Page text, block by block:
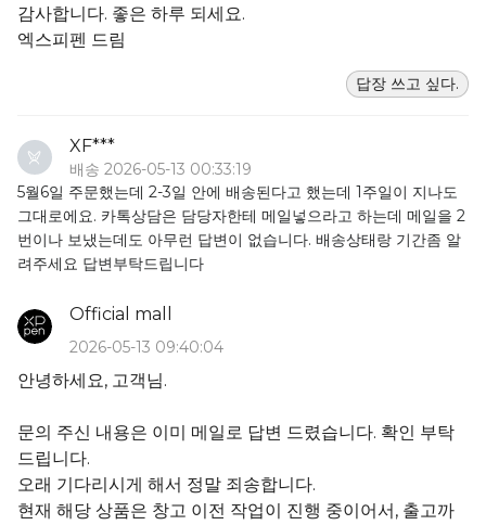
감사합니다. 좋은 하루 되세요.
엑스피펜 드림
답장 쓰고 싶다.
XF***
배송 2026-05-13 00:33:19
5월6일 주문했는데 2-3일 안에 배송된다고 했는데 1주일이 지나도
그대로에요. 카톡상담은 담당자한테 메일넣으라고 하는데 메일을 2
번이나 보냈는데도 아무런 답변이 없습니다. 배송상태랑 기간좀 알
려주세요 답변부탁드립니다
Official mall
2026-05-13 09:40:04
안녕하세요, 고객님.
문의 주신 내용은 이미 메일로 답변 드렸습니다. 확인 부탁
드립니다.
오래 기다리시게 해서 정말 죄송합니다.
현재 해당 상품은 창고 이전 작업이 진행 중이어서, 출고까